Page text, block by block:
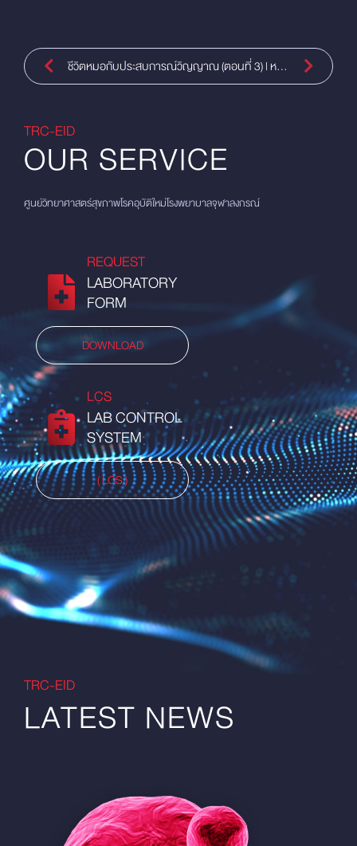
หม่ 2022 |
ชีวิตหมอกับประสบการณ์วิญญาณ (ตอนที่ 3) | หมอ
ดื้อ.com
การใช้แอล
TRC-EID
OUR SERVICE
ศูนย์วิทยาศาสตร์สุขภาพโรคอุบัติใหม่โรงพยาบาลจุฬาลงกรณ์
REQUEST
LABORATORY
FORM
DOWNLOAD
LCS
LAB CONTROL
SYSTEM
( LCS )
TRC-EID
LATEST NEWS